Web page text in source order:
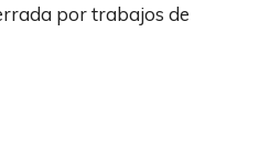
por trabajos de